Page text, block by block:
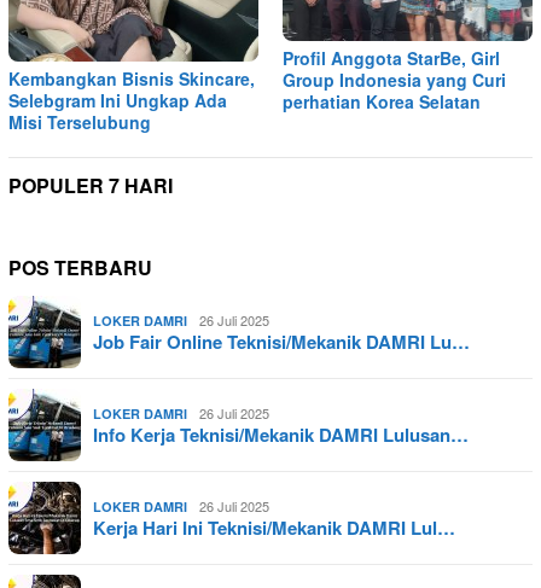
Kembangkan Bisnis Skincare,
Selebgram Ini Ungkap Ada
Misi Terselubung
Profil Anggota StarBe, Girl
Group Indonesia yang Curi
perhatian Korea Selatan
POPULER 7 HARI
POS TERBARU
LOKER DAMRI 26 Juli 2025
Job Fair Online Teknisi/Mekanik DAMRI Lu…
LOKER DAMRI 26 Juli 2025
Info Kerja Teknisi/Mekanik DAMRI Lulusan…
LOKER DAMRI 26 Juli 2025
Kerja Hari Ini Teknisi/Mekanik DAMRI Lul…